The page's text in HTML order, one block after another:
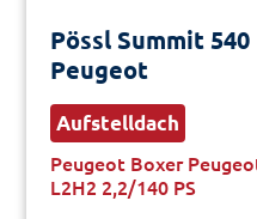
Pössl Summit 540
Peugeot
Aufstelldach
Peugeot Boxer
L2H2 2,2/140 PS